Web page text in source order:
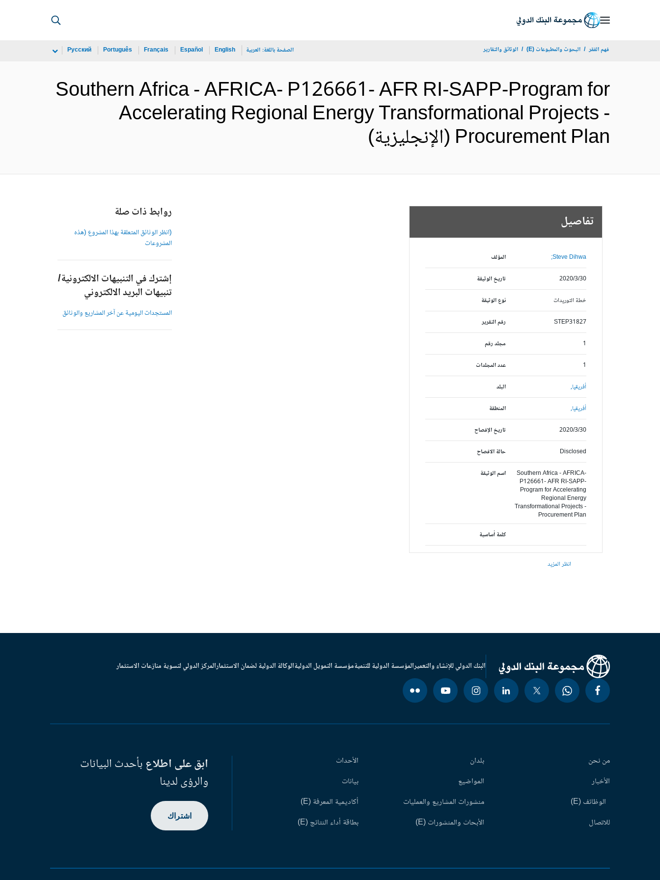
فهم الفقر البحوث والمطبوعات (E) الوثائق والتقارير الصفحة باللغة: العربية English
Español
Français
Português
Русский
Southern Africa - AFRICA- P126661- AFR RI-SAPP-Program for
Accelerating Regional Energy Transformational Projects -
Procurement Plan (الإنجليزية)
تفاصيل
المؤلف Steve Dihwa;
تاريخ الوثيقة 2020/3/30
نوع الوثيقة خطة التوريدات
رقم التقرير STEP31827
مجلد رقم 1
عدد المجلدات 1
البلد أفريقيا,
المنطقة أفريقيا,
تاريخ الإفصاح 2020/3/30
حالة الافصاح Disclosed
اسم الوثيقة
Southern Africa - AFRICA-
P126661- AFR RI-SAPP-
Program for Accelerating
Regional Energy
Transformational Projects -
Procurement Plan
كلمة أساسية
انظر المزيد
روابط ذات صلة
(انظر الوثائق المتعلقة بهذا المشروع (هذه
المشروعات
إشترك في التنبيهات الالكترونية/
تنبيهات البريد الالكتروني
المستجدات اليومية عن آخر المشاريع والوثائق
البنك الدولي للإنشاء والتعميرالمؤسسة الدولية للتنميةمؤسسة التمويل الدوليةالوكالة الدولية لضمان الاستثمارالمركز الدولي لتسوية منازعات الاستثمار
من نحن
الأخبار
الوظائف (E)
للاتصال
بلدان
المواضيع
منشورات المشاريع والعمليات
الأبحاث والمنشورات (E)
الأحداث
بيانات
أكاديمية المعرفة (E)
بطاقة أداء النتائج (E)
ابق على اطلاعبأحدث البيانات
والرؤى لدينا
اشتراك